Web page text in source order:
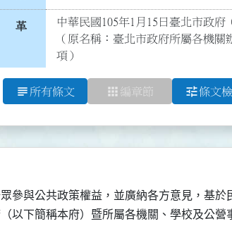
革
中華民國105年1月15日臺北市政府
（原名稱：臺北市政府所屬各機
項）
subject 所有條文 apps 編章節 tune條文
參與公共政策權益，並廣納各方意見，基於
（以下簡稱本府）暨所屬各機關、學校及公